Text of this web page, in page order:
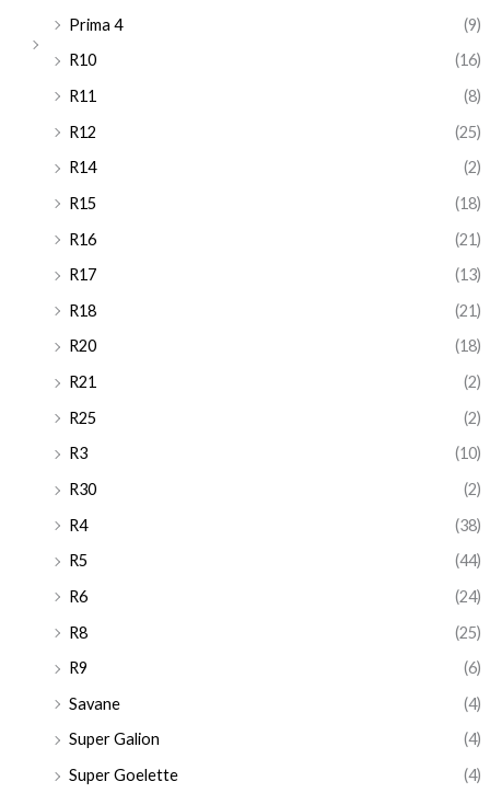
Prima 4
(9)
R10
(16)
R11
(8)
R12
(25)
R14
(2)
R15
(18)
R16
(21)
R17
(13)
R18
(21)
R20
(18)
R21
(2)
R25
(2)
R3
(10)
R30
(2)
R4
(38)
R5
(44)
R6
(24)
R8
(25)
R9
(6)
Savane
(4)
Super Galion
(4)
Super Goelette
(4)